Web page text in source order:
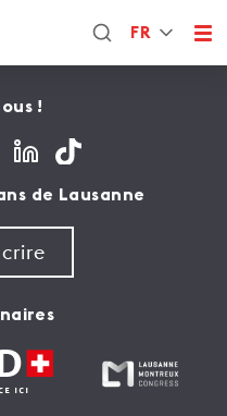
FR
!
de Lausanne